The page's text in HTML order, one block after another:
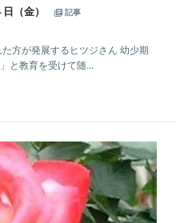
（金）
記事
方が発展するヒツジさん 幼少期
と教育を受けて随...